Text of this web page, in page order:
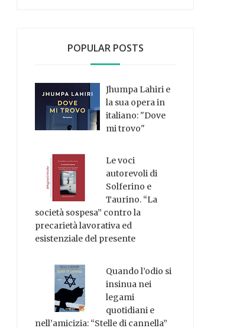
POPULAR POSTS
Jhumpa Lahiri e
la sua opera in
italiano: "Dove
mi trovo"
Le voci
autorevoli di
Solferino e
Taurino. “La
società sospesa” contro la
precarietà lavorativa ed
esistenziale del presente
Quando l’odio si
insinua nei
legami
quotidiani e
nell’amicizia: “Stelle di cannella”